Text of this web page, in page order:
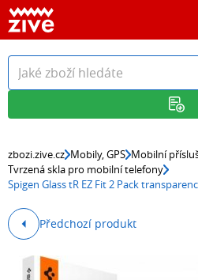
zbozi.zive.cz Mobily, GPS Mobilní
Tvrzená skla pro mobilní telefony
Spigen Glass tR EZ Fit 2 Pack
Předchozí produkt